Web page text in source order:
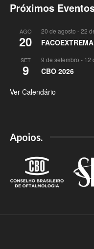
Próximos
AGO
20
20 de agosto -22
FACOEXTREMA
SET
9
9 de setembro - 12
CBO 2026
Ver Calendário
Apoios.